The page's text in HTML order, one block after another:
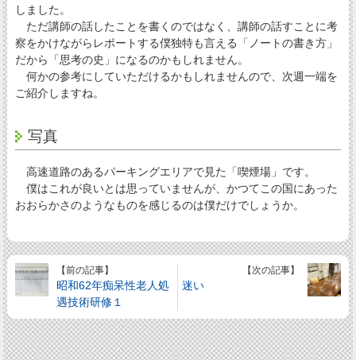
しました。
ただ講師の話したことを書くのではなく、講師の話すことに考
察をかけながらレポートする僕独特も言える「ノートの書き方」
だから「思考の史」になるのかもしれません。
何かの参考にしていただけるかもしれませんので、次週一端を
ご紹介しますね。
写真
高速道路のあるパーキングエリアで見た「喫煙場」です。
僕はこれが良いとは思っていませんが、かつてこの国にあった
おおらかさのようなものを感じるのは僕だけでしょうか。
【前の記事】
昭和62年痴呆性老人処
遇技術研修１
【次の記事】
迷い